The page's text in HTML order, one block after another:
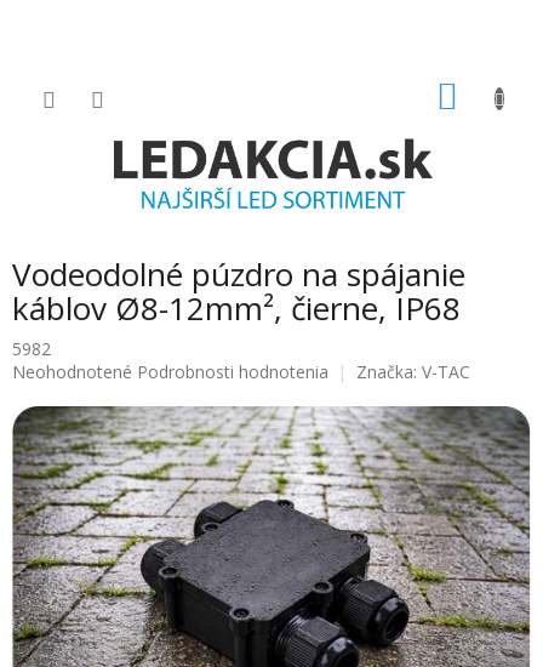
Vodeodolné púzdro na spájanie
káblov Ø8-12mm², čierne, IP68
5982
Priemerné
produktu
je
0.0
z
5
hviezdičiek.
Neohodnotené Podrobnosti hodnotenia Značka: V-TAC